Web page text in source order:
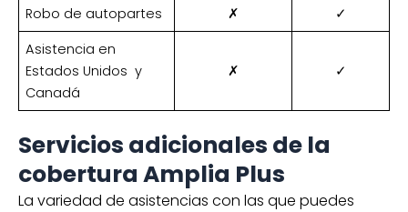
Robo de autopartes ✗
✓
Asistencia en
Estados Unidos y
Canadá
✗ ✓
Servicios adicionales de la
cobertura Amplia Plus
La variedad de asistencias con las que puedes